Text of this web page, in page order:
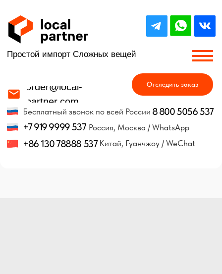
+86 130 78888 537
+7 919 9999 537
8 800 5056 537
Китай, Гуанчжоу / WeChat
Россия, Москва / WhatsApp
Простой импорт Сложных вещей
Отследить заказ